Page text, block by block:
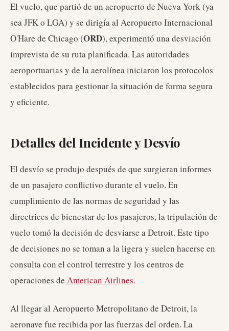
El vuelo, que partió de un aeropuerto de Nueva York (ya
sea JFK o LGA) y se dirigía al Aeropuerto Internacional
O'Hare de Chicago (ORD), experimentó una desviación
imprevista de su ruta planificada. Las autoridades
aeroportuarias y de la aerolínea iniciaron los protocolos
establecidos para gestionar la situación de forma segura
y eficiente.
Detalles del Incidente y Desvío
El desvío se produjo después de que surgieran informes
de un pasajero conflictivo durante el vuelo. En
cumplimiento de las normas de seguridad y las
directrices de bienestar de los pasajeros, la tripulación de
vuelo tomó la decisión de desviarse a Detroit. Este tipo
de decisiones no se toman a la ligera y suelen hacerse en
consulta con el control terrestre y los centros de
operaciones de American Airlines.
Al llegar al Aeropuerto Metropolitano de Detroit, la
aeronave fue recibida por las fuerzas del orden. La